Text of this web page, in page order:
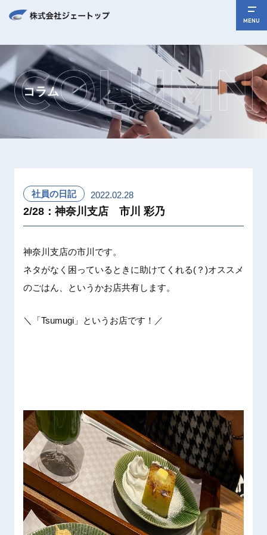
MENU
コラム
社員の日記 2022.02.28
2/28：神奈川支店 市川 彩乃
神奈川支店の市川 です。
ネタがな く困っているとき に助けて くれる(？)オス スメ
のごはん、と いうかお店共有し ます。
＼「Tsumugi」というお店です！／